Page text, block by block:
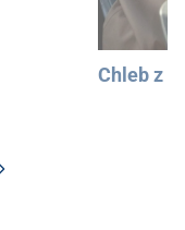
Chleb z